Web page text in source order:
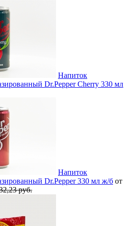
Напиток
Dr.Pepper Cherry 330 мл
Напиток
Dr.Pepper 330 мл ж/б от
руб.